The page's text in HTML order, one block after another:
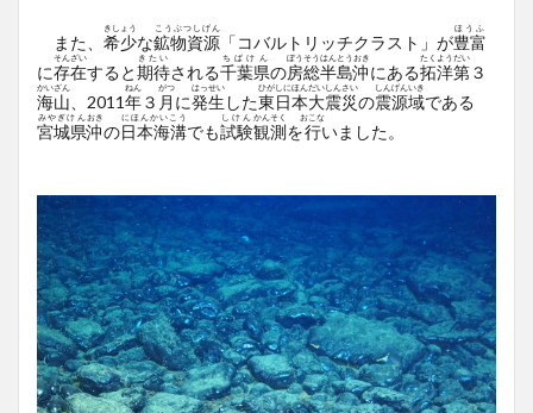
また、 希少
きしょう
な鉱物資源
こうぶつしげん
「コバルトリッチクラスト」が豊富
ほうふ
に存在
そんざい
すると期待
きたい
される千葉県
ちばけん
の房総半島
ぼうそうはんとう
沖
おき
にある拓洋
たくよう
第
だい
３
海山
かいざん
、2011年
ねん
３ 月
がつ
に発生
はっせい
した東日本大震災
ひがしにほんだいしんさい
の震源
しんげん
域
いき
である
宮城県
みやぎけん
沖
おき
の日本海溝
にほんかいこう
でも試験
しけん
観測
かんそく
を行
おこな
いました。